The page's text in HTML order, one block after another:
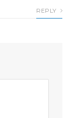
REPLY